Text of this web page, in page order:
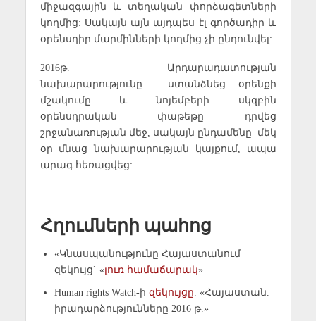
միջազգային և տեղական փորձագետների
կողմից: Սակայն այն այդպես էլ գործադիր և
օրենսդիր մարմինների կողմից չի ընդունվել:
2016թ. Արդարադատության
նախարարությունը ստանձնեց օրենքի
մշակումը և նոյեմբերի սկզբին
օրենսդրական փաթեթը դրվեց
շրջանառության մեջ, սակայն ընդամենը մեկ
օր մնաց նախարարության կայքում, ապա
արագ հեռացվեց:
Հղումների պահոց
«Կնասպանությունը Հայաստանում
զեկույց` «լուռ համաճարակ»
Human rights Watch-ի զեկույցը. «Հայաստան.
իրադարձությունները 2016 թ.»